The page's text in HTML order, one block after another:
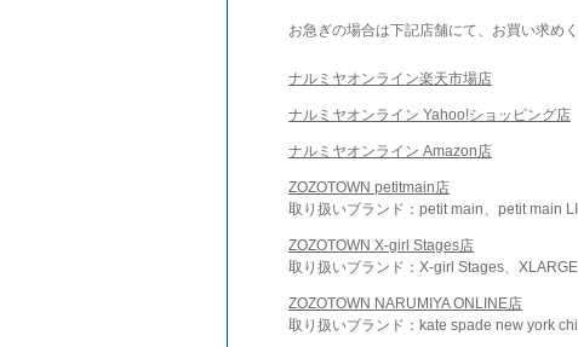
お急ぎの場合は下記店舗にて、お買い求めく
ナルミヤオンライン楽天市場店
ナルミヤオンライン Yahoo!ショッピング店
ナルミヤオンライン Amazon店
ZOZOTOWN petitmain店
取り扱いブランド：petit main、petit main
ZOZOTOWN X-girl Stages店
取り扱いブランド：X-girl Stages、
ZOZOTOWN NARUMIYA ONLINE店
取り扱いブランド：kate spade new york